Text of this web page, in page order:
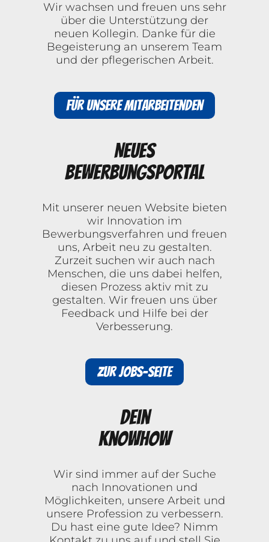
Wir wachsen und freuen uns sehr
über die Unterstützung der
neuen Kollegin. Danke für die
Begeisterung an unserem Team
und der pflegerischen Arbeit.
Für unsere Mitarbeitenden
Neues
Bewerbungsportal
Mit unserer neuen Website bieten
wir Innovation im
Bewerbungsverfahren und freuen
uns, Arbeit neu zu gestalten.
Zurzeit suchen wir auch nach
Menschen, die uns dabei helfen,
diesen Prozess aktiv mit zu
gestalten. Wir freuen uns über
Feedback und Hilfe bei der
Verbesserung.
Zur Jobs-Seite
Dein
Knowhow
Wir sind immer auf der Suche
nach Innovationen und
Möglichkeiten, unsere Arbeit und
unsere Profession zu verbessern.
Du hast eine gute Idee? Nimm